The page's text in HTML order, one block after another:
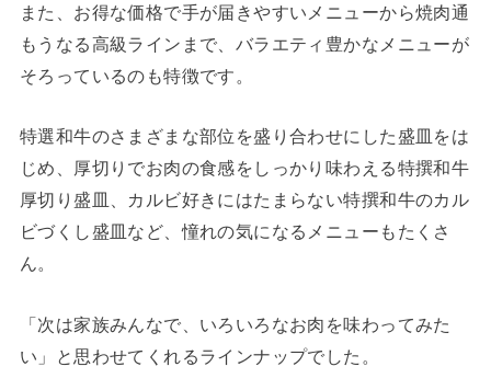
また、お得な価格で手が届きやすいメニューから焼肉通
もうなる高級ラインまで、バラエティ豊かなメニューが
そろっているのも特徴です。
特選和牛のさまざまな部位を盛り合わせにした盛皿をは
じめ、厚切りでお肉の食感をしっかり味わえる特撰和牛
厚切り盛皿、カルビ好きにはたまらない特撰和牛のカル
ビづくし盛皿など、憧れの気になるメニューもたくさ
ん。
「次は家族みんなで、いろいろなお肉を味わってみた
い」と思わせてくれるラインナップでした。